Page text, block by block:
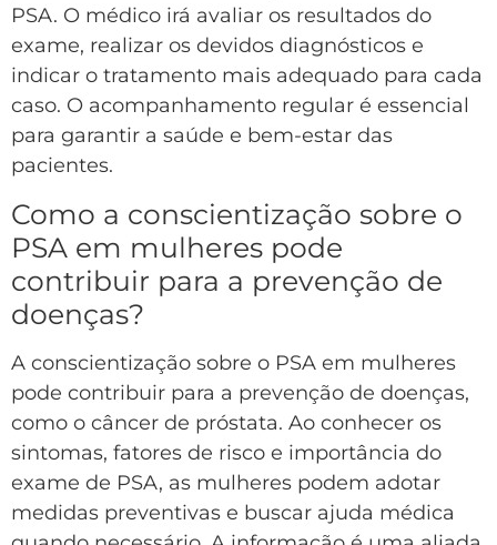
PSA. O médico irá avaliar os resultados do
exame, realizar os devidos diagnósticos e
indicar o tratamento mais adequado para cada
caso. O acompanhamento regular é essencial
para garantir a saúde e bem-estar das
pacientes.
Como a conscientização sobre o
PSA em mulheres pode
contribuir para a prevenção de
doenças?
A conscientização sobre o PSA em mulheres
pode contribuir para a prevenção de doenças,
como o câncer de próstata. Ao conhecer os
sintomas, fatores de risco e importância do
exame de PSA, as mulheres podem adotar
medidas preventivas e buscar ajuda médica